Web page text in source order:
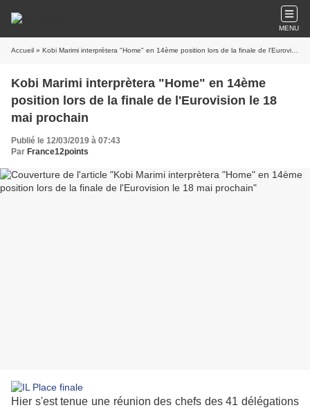
MENU
Accueil » Kobi Marimi interprètera "Home" en 14ème position lors de la finale de l'Eurovision le 18 mai prochain
Kobi Marimi interprètera "Home" en 14ème
position lors de la finale de l'Eurovision le 18
mai prochain
Publié le 12/03/2019 à 07:43
Par France12points
Hier s'est tenue une réunion des chefs des 41 délégations